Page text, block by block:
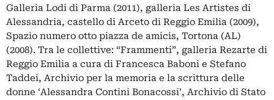
Galleria Lodi di Parma (2011), galleria Les Artistes di
Alessandria, castello di Arceto di Reggio Emilia (2009),
Spazio numero otto piazza de amicis, Tortona (AL)
(2008). Tra le collettive: “Frammenti”, galleria Rezarte di
Reggio Emilia a cura di Francesca Baboni e Stefano
Taddei, Archivio per la memoria e la scrittura delle
donne ‘Alessandra Contini Bonacossi’, Archivio di Stato